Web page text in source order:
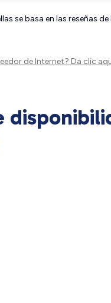
se basa en las reseñas
de Internet? Da clic